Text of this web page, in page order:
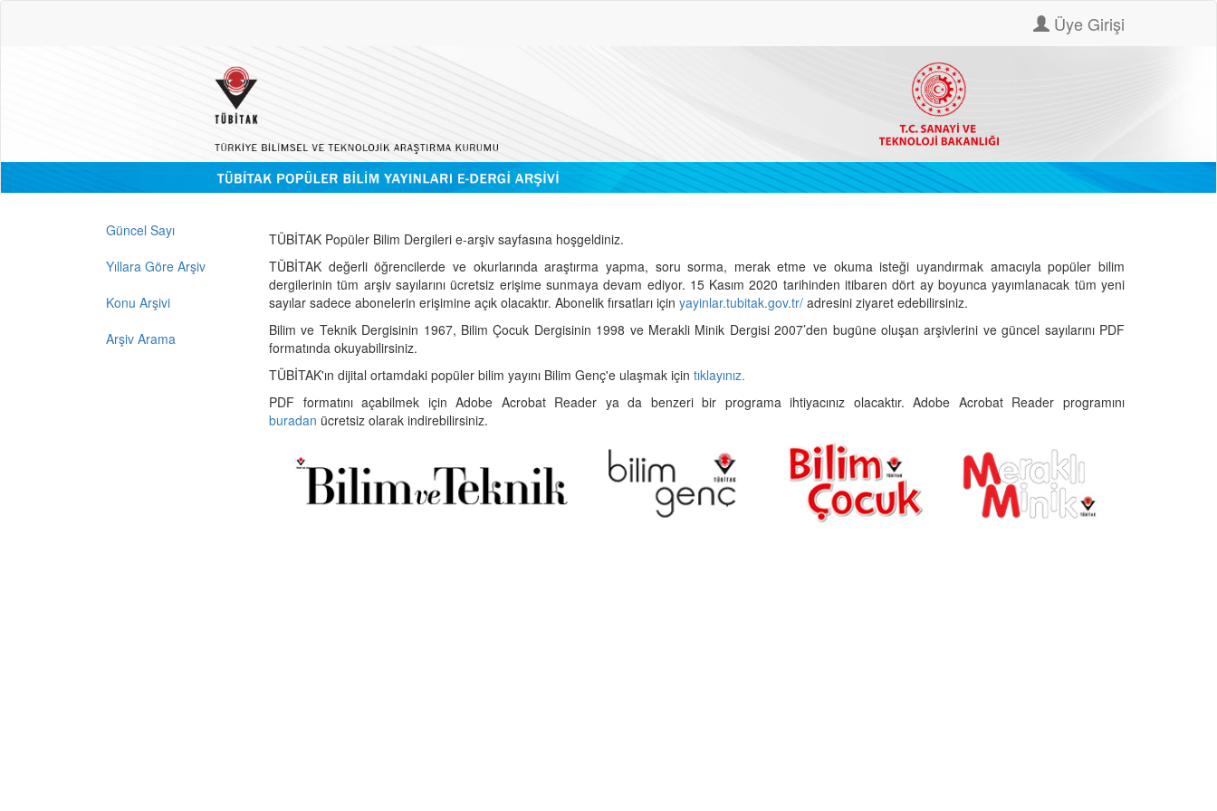
Üye Girişi
Güncel Sayı
Yıllara Göre Arşiv
Konu Arşivi
Arşiv Arama
TÜBİTAK Popüler Bilim Dergileri e-arşiv sayfasına hoşgeldiniz.
TÜBİTAK değerli öğrencilerde ve okurlarında araştırma yapma, soru sorma, merak etme ve okuma isteği uyandırmak amacıyla popüler bilim
dergilerinin tüm arşiv sayılarını ücretsiz erişime sunmaya devam ediyor. 15 Kasım 2020 tarihinden itibaren dört ay boyunca yayımlanacak tüm yeni
sayılar sadece abonelerin erişimine açık olacaktır. Abonelik fırsatları için yayinlar.tubitak.gov.tr/ adresini ziyaret edebilirsiniz.
Bilim ve Teknik Dergisinin 1967, Bilim Çocuk Dergisinin 1998 ve Merakli Minik Dergisi 2007’den bugüne oluşan arşivlerini ve güncel sayılarını PDF
formatında okuyabilirsiniz.
TÜBİTAK'ın dijital ortamdaki popüler bilim yayını Bilim Genç'e ulaşmak için tıklayınız.
PDF formatını açabilmek için Adobe Acrobat Reader ya da benzeri bir programa ihtiyacınız olacaktır. Adobe Acrobat Reader programını
buradan ücretsiz olarak indirebilirsiniz.